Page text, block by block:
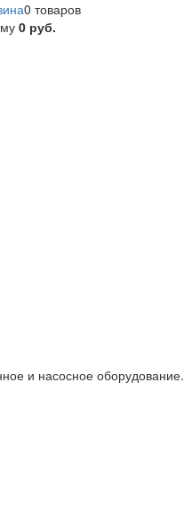
0 товаров
0 руб.
и насосное оборудование.